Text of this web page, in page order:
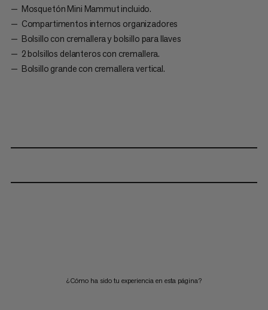
Mosquetón Mini Mammut incluido.
Compartimentos internos organizadores
Bolsillo con cremallera y bolsillo para llaves
2 bolsillos delanteros con cremallera.
Bolsillo grande con cremallera vertical.
¿Cómo ha sido tu experiencia en esta página?